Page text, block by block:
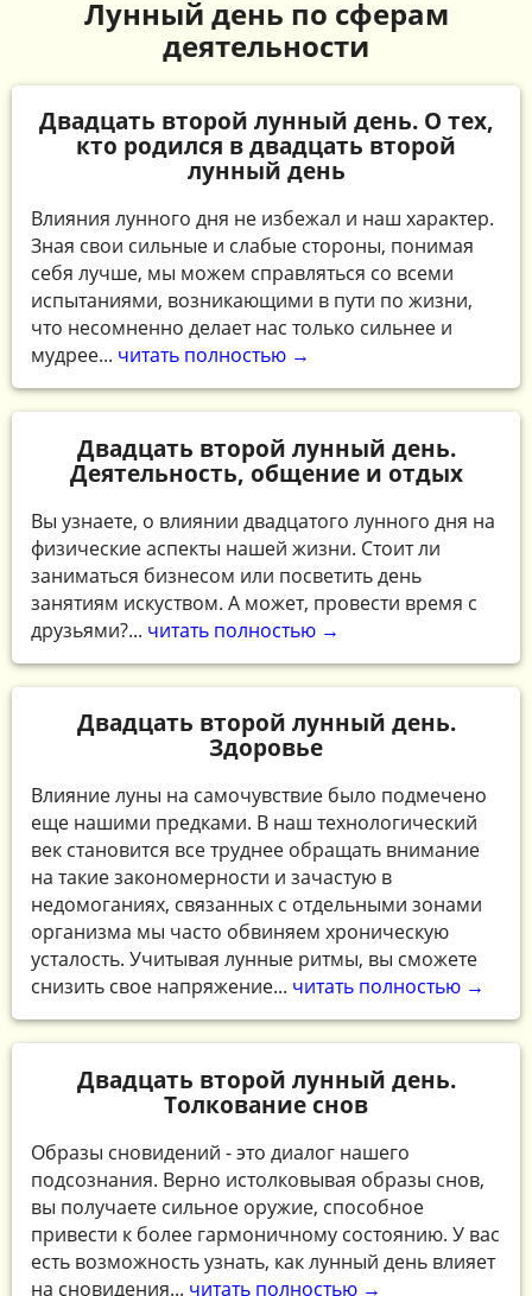
Лунный день по сферам
деятельности
Двадцать второй лунный день. О тех,
кто родился в двадцать второй
лунный день
Влияния лунного дня не избежал и наш характер.
Зная свои сильные и слабые стороны, понимая
себя лучше, мы можем справляться со всеми
испытаниями, возникающими в пути по жизни,
что несомненно делает нас только сильнее и
мудрее... читать полностью →
Двадцать второй лунный день.
Деятельность, общение и отдых
Вы узнаете, о влиянии двадцатого лунного дня на
физические аспекты нашей жизни. Стоит ли
заниматься бизнесом или посветить день
занятиям искуством. А может, провести время с
друзьями?... читать полностью →
Двадцать второй лунный день.
Здоровье
Влияние луны на самочувствие было подмечено
еще нашими предками. В наш технологический
век становится все труднее обращать внимание
на такие закономерности и зачастую в
недомоганиях, связанных с отдельными зонами
организма мы часто обвиняем хроническую
усталость. Учитывая лунные ритмы, вы сможете
снизить свое напряжение... читать полностью →
Двадцать второй лунный день.
Толкование снов
Образы сновидений - это диалог нашего
подсознания. Верно истолковывая образы снов,
вы получаете сильное оружие, способное
привести к более гармоничному состоянию. У вас
есть возможность узнать, как лунный день влияет
на сновидения... читать полностью →